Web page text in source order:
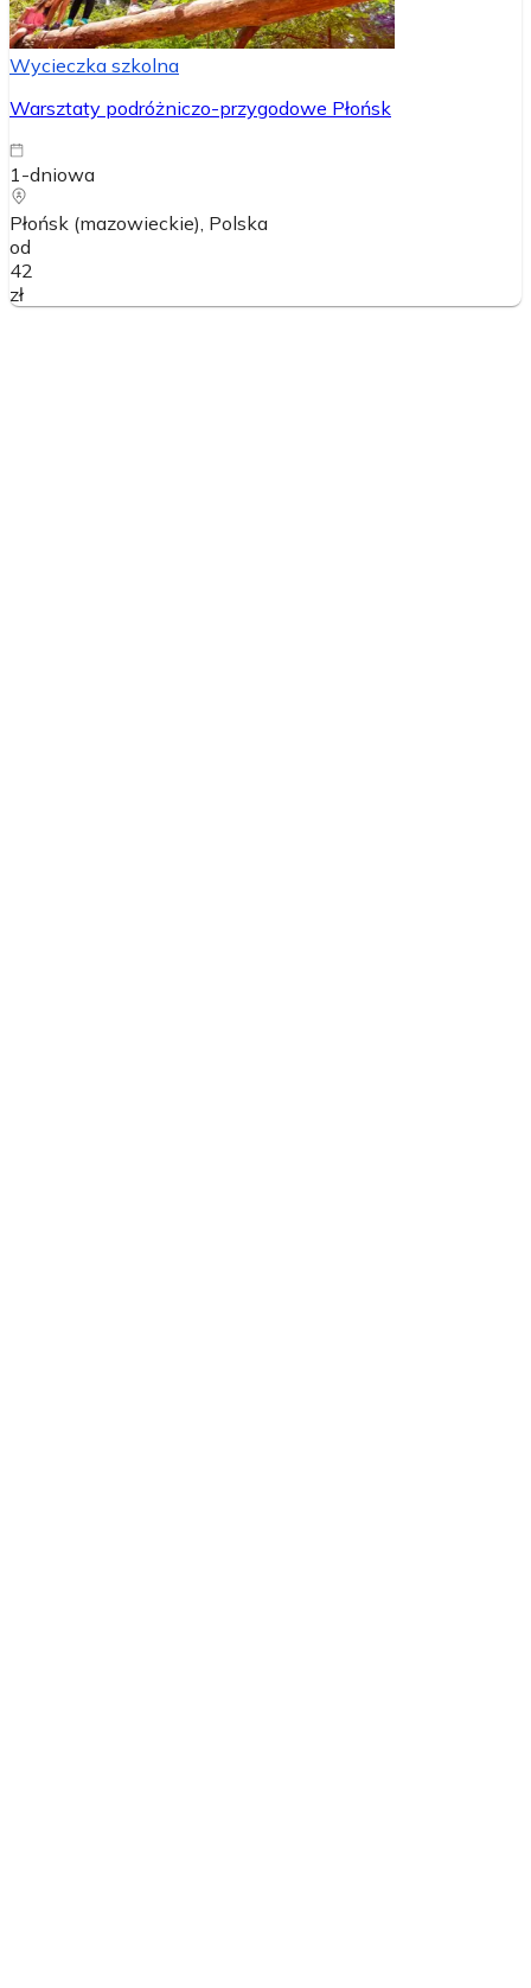
Wycieczka szkolna
Warsztaty podróżniczo-przygodowe Płońsk
1-dniowa
Płońsk (mazowieckie), Polska
od
42
zł